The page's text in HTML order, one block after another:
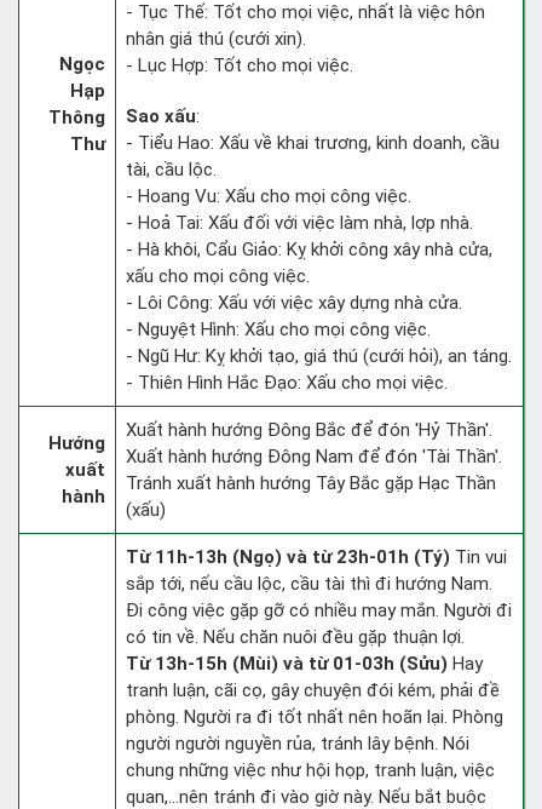
Ngọc
Hạp
Thông
Thư
- Tục Thế: Tốt cho mọi việc, nhất là việc hôn
nhân giá thú (cưới xin).
- Lục Hợp: Tốt cho mọi việc.
Sao xấu:
- Tiểu Hao: Xấu về khai trương, kinh doanh, cầu
tài, cầu lộc.
- Hoang Vu: Xấu cho mọi công việc.
- Hoả Tai: Xấu đối với việc làm nhà, lợp nhà.
- Hà khôi, Cẩu Giảo: Kỵ khởi công xây nhà cửa,
xấu cho mọi công việc.
- Lôi Công: Xấu với việc xây dựng nhà cửa.
- Nguyệt Hình: Xấu cho mọi công việc.
- Ngũ Hư: Kỵ khởi tạo, giá thú (cưới hỏi), an táng.
- Thiên Hình Hắc Đạo: Xấu cho mọi việc.
Hướng
xuất
hành
Xuất hành hướng Đông Bắc để đón 'Hỷ Thần'.
Xuất hành hướng Đông Nam để đón 'Tài Thần'.
Tránh xuất hành hướng Tây Bắc gặp Hạc Thần
(xấu)
Từ 11h-13h (Ngọ) và từ 23h-01h (Tý) Tin vui
sắp tới, nếu cầu lộc, cầu tài thì đi hướng Nam.
Đi công việc gặp gỡ có nhiều may mắn. Người đi
có tin về. Nếu chăn nuôi đều gặp thuận lợi.
Từ 13h-15h (Mùi) và từ 01-03h (Sửu) Hay
tranh luận, cãi cọ, gây chuyện đói kém, phải đề
phòng. Người ra đi tốt nhất nên hoãn lại. Phòng
người người nguyền rủa, tránh lây bệnh. Nói
chung những việc như hội họp, tranh luận, việc
quan,…nên tránh đi vào giờ này. Nếu bắt buộc